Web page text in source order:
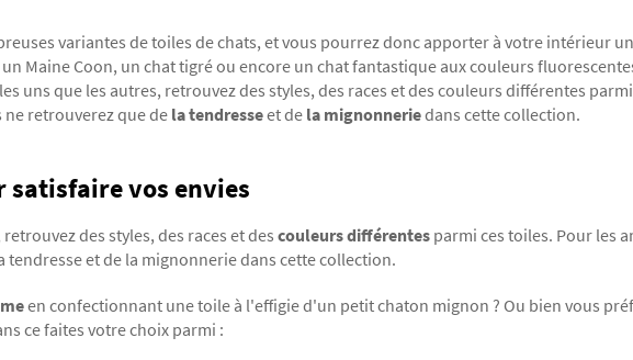
variantes de toiles de chats, et vous pourrez donc apporter à votre intérieur
un Maine Coon, un chat tigré ou encore un chat fantastique aux couleurs
les uns que les autres, retrouvez des styles, des races et des couleurs différentes
retrouverez que de la tendresseet de la mignonneriedans cette collection.
satisfaire vos envies
des styles, des races et des couleurs différentes parmi ces toiles. Pour les
et de la mignonnerie dans cette collection.
en confectionnant une toile à l'effigie d'un petit chaton mignon ? Ou bien vous
ce faites votre choix parmi :